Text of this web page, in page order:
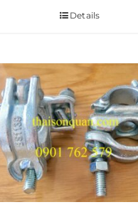
Details